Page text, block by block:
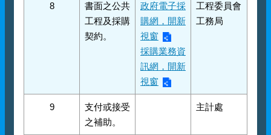
8
書面之公共
工程及採購
契約。
政府電子採
購網，開新
視窗
採購業務資
訊網，開新
視窗
工程委員會
工務局
9
支付或接受
之補助。
主計處